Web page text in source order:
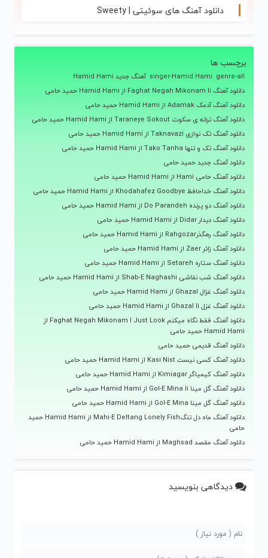
دانلود آهنگ های سوئیتی | Sweety
برچسب ها
genre-all
singer-Hamid Hami آهنگ جدید Hamid Hami
دانلود آهنگ Faghat Negah Mikonam Ii از Hamid Hami حمید حامی
دانلود آهنگ آدمک Adamak از Hamid Hami حمید حامی
دانلود آهنگ ترانه ی سکوت Taraneye Sokout از Hamid Hami حمید حامی
دانلود آهنگ تک نوازی Taknavazi از Hamid Hami حمید حامی
دانلود آهنگ تک و تنها Tako Tanha از Hamid Hami حمید حامی
دانلود آهنگ جدید حمید حامی
دانلود آهنگ حامی Hami از Hamid Hami حمید حامی
دانلود آهنگ خداحافظ Khodahafez Goodbye از Hamid Hami حمید حامی
دانلود آهنگ دو پرنده Do Parandeh از Hamid Hami حمید حامی
دانلود آهنگ دیدار Didar از Hamid Hami حمید حامی
دانلود آهنگ رهگذرRahgozar از Hamid Hami حمید حامی
دانلود آهنگ زائر Zaer از Hamid Hami حمید حامی
دانلود آهنگ ستاره Setareh از Hamid Hami حمید حامی
دانلود آهنگ شب نقاشی Shab-E Naghashi از Hamid Hami حمید حامی
دانلود آهنگ غزال Ghazal از Hamid Hami حمید حامی
دانلود آهنگ غزل Ghazal Ii از Hamid Hami حمید حامی
دانلود آهنگ فقط نگاه میکنم Faghat Negah Mikonam I Just Look از
Hamid Hami حمید حامی
دانلود آهنگ قدیمی حمید حامی
دانلود آهنگ کسی نیست Kasi Nist از Hamid Hami حمید حامی
دانلود آهنگ کیمیاگر Kimiagar از Hamid Hami حمید حامی
دانلود آهنگ گل مینا Gol-E Mina Ii از Hamid Hami حمید حامی
دانلود آهنگ گل مینا Gol-E Mina از Hamid Hami حمید حامی
دانلود آهنگ ماه دل تنگMahi-E Deltang Lonely Fish از Hamid Hami حمید
حامی
دانلود آهنگ مقصد Maghsad از Hamid Hami حمید حامی
دیدگاهی بنویسید